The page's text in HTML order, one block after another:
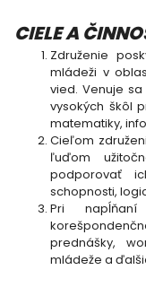
CIELE A
Združenie
mládeži v
vied. Venuje
vysokých škôl
matematiky,
Cieľom
ľuďom
podporovať
schopnosti,
Pri
prednášky,
mládeže a